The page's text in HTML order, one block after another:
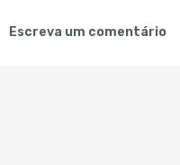
Escreva um comentário